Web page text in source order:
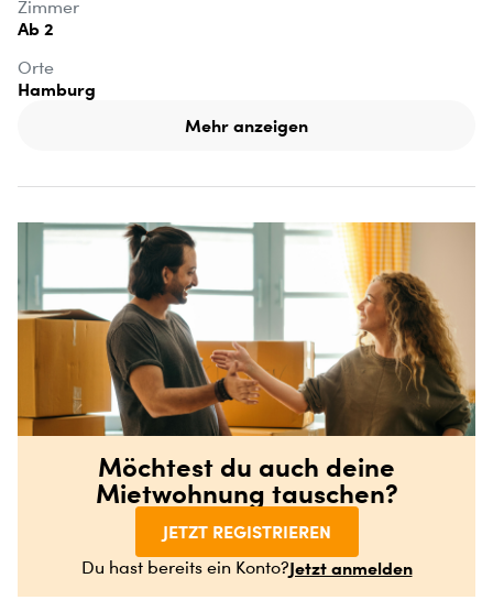
Zimmer
Ab 2
Orte
Hamburg
Mehr anzeigen
Möchtest du auch deine
Mietwohnung tauschen?
JETZT REGISTRIEREN
Du hast bereits ein Konto?Jetzt anmelden